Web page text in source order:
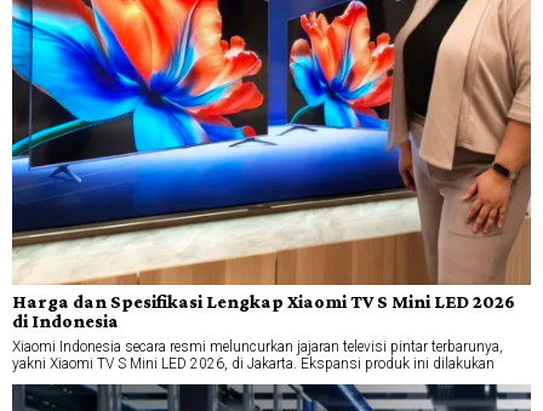
Harga dan Spesifikasi Lengkap Xiaomi TV S Mini LED 2026
di Indonesia
Xiaomi Indonesia secara resmi meluncurkan jajaran televisi pintar terbarunya,
yakni Xiaomi TV S Mini LED 2026, di Jakarta. Ekspansi produk ini dilakukan